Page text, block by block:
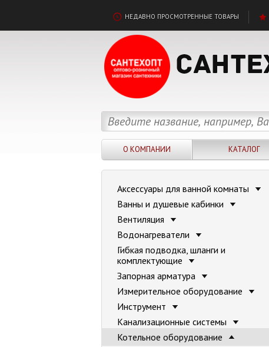
НЕДАВНО ПРОСМОТРЕННЫЕ ТОВАРЫ
О КОМПАНИИ КАТАЛОГ
Аксессуары для ванной комнаты
Ванны и душевые кабинки
Вентиляция
Водонагреватели
Гибкая подводка, шланги и
комплектующие
Запорная арматура
Измерительное оборудование
Инструмент
Канализационные системы
Котельное оборудование